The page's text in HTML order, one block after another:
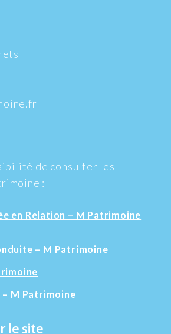
de consulter les
:
en Relation – M Patrimoine
– M Patrimoine
M Patrimoine
le site